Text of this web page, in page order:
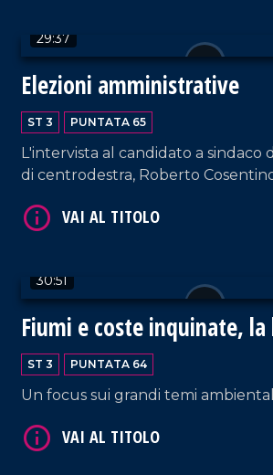
29:37
Elezioni amministrative
ST 3 PUNTATA 65
L'intervista al candidato a sindaco
di centrodestra, Roberto
30:51
Fiumi e coste inquinate,
Legambiente
ST 3 PUNTATA 64
Un focus sui grandi temi
VAI AL TITOLO
VAI AL TITOLO